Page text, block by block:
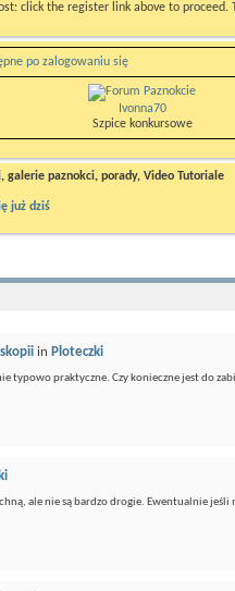
click the register link above to
po zalogowaniu się
Ivonna70
Szpice konkursowe
paznokci, porady, Video Tutoriale
już dziś
in Ploteczki
typowo praktyczne. Czy konieczne jest do
ale nie są bardzo drogie. Ewentualnie